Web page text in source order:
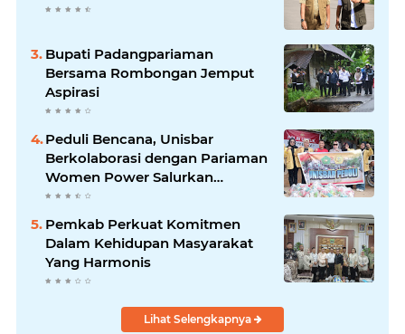
Bupati Padangpariaman
Bersama Rombongan Jemput
Aspirasi
Peduli Bencana, Unisbar
Berkolaborasi dengan Pariaman
Women Power Salurkan
Bantuan untuk Korban Banjir di
Padang
Pemkab Perkuat Komitmen
Dalam Kehidupan Masyarakat
Yang Harmonis
Lihat Selengkapnya